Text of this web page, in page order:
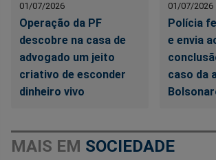
01/07/2026
Operação da PF
descobre na casa de
advogado um jeito
criativo de esconder
dinheiro vivo
01/07/2026
Polícia
e envia
caso da
MAIS EM SOCIEDADE